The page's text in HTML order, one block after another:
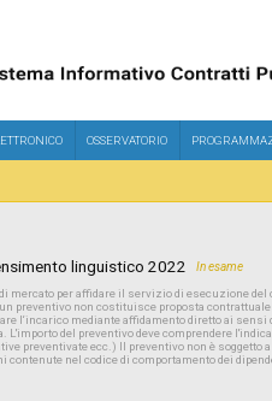
OSSERVATORIO
linguistico 2022
In esame
mercato per affidare il servizio di esecuzione
preventivo non costituisce proposta
l‘incarico mediante affidamento diretto ai sensi
L'importo del preventivo deve comprendere
preventivate ecc.) Il preventivo non è soggetto
nel codice di comportamento dei